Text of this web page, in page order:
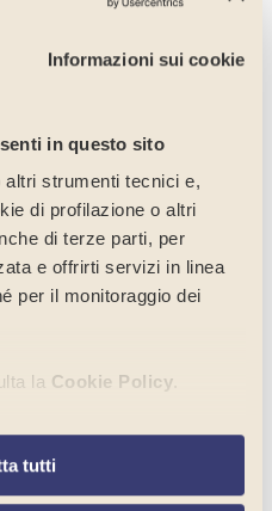
Informazioni sui cookie
in questo sito
strumenti tecnici e,
di profilazione o altri
di terze parti, per
e offrirti servizi in linea
per il monitoraggio dei
la Cookie Policy
soltanto alcune finalità,
cliccare su “
questo banner tramite
tutti
La tua
conta.